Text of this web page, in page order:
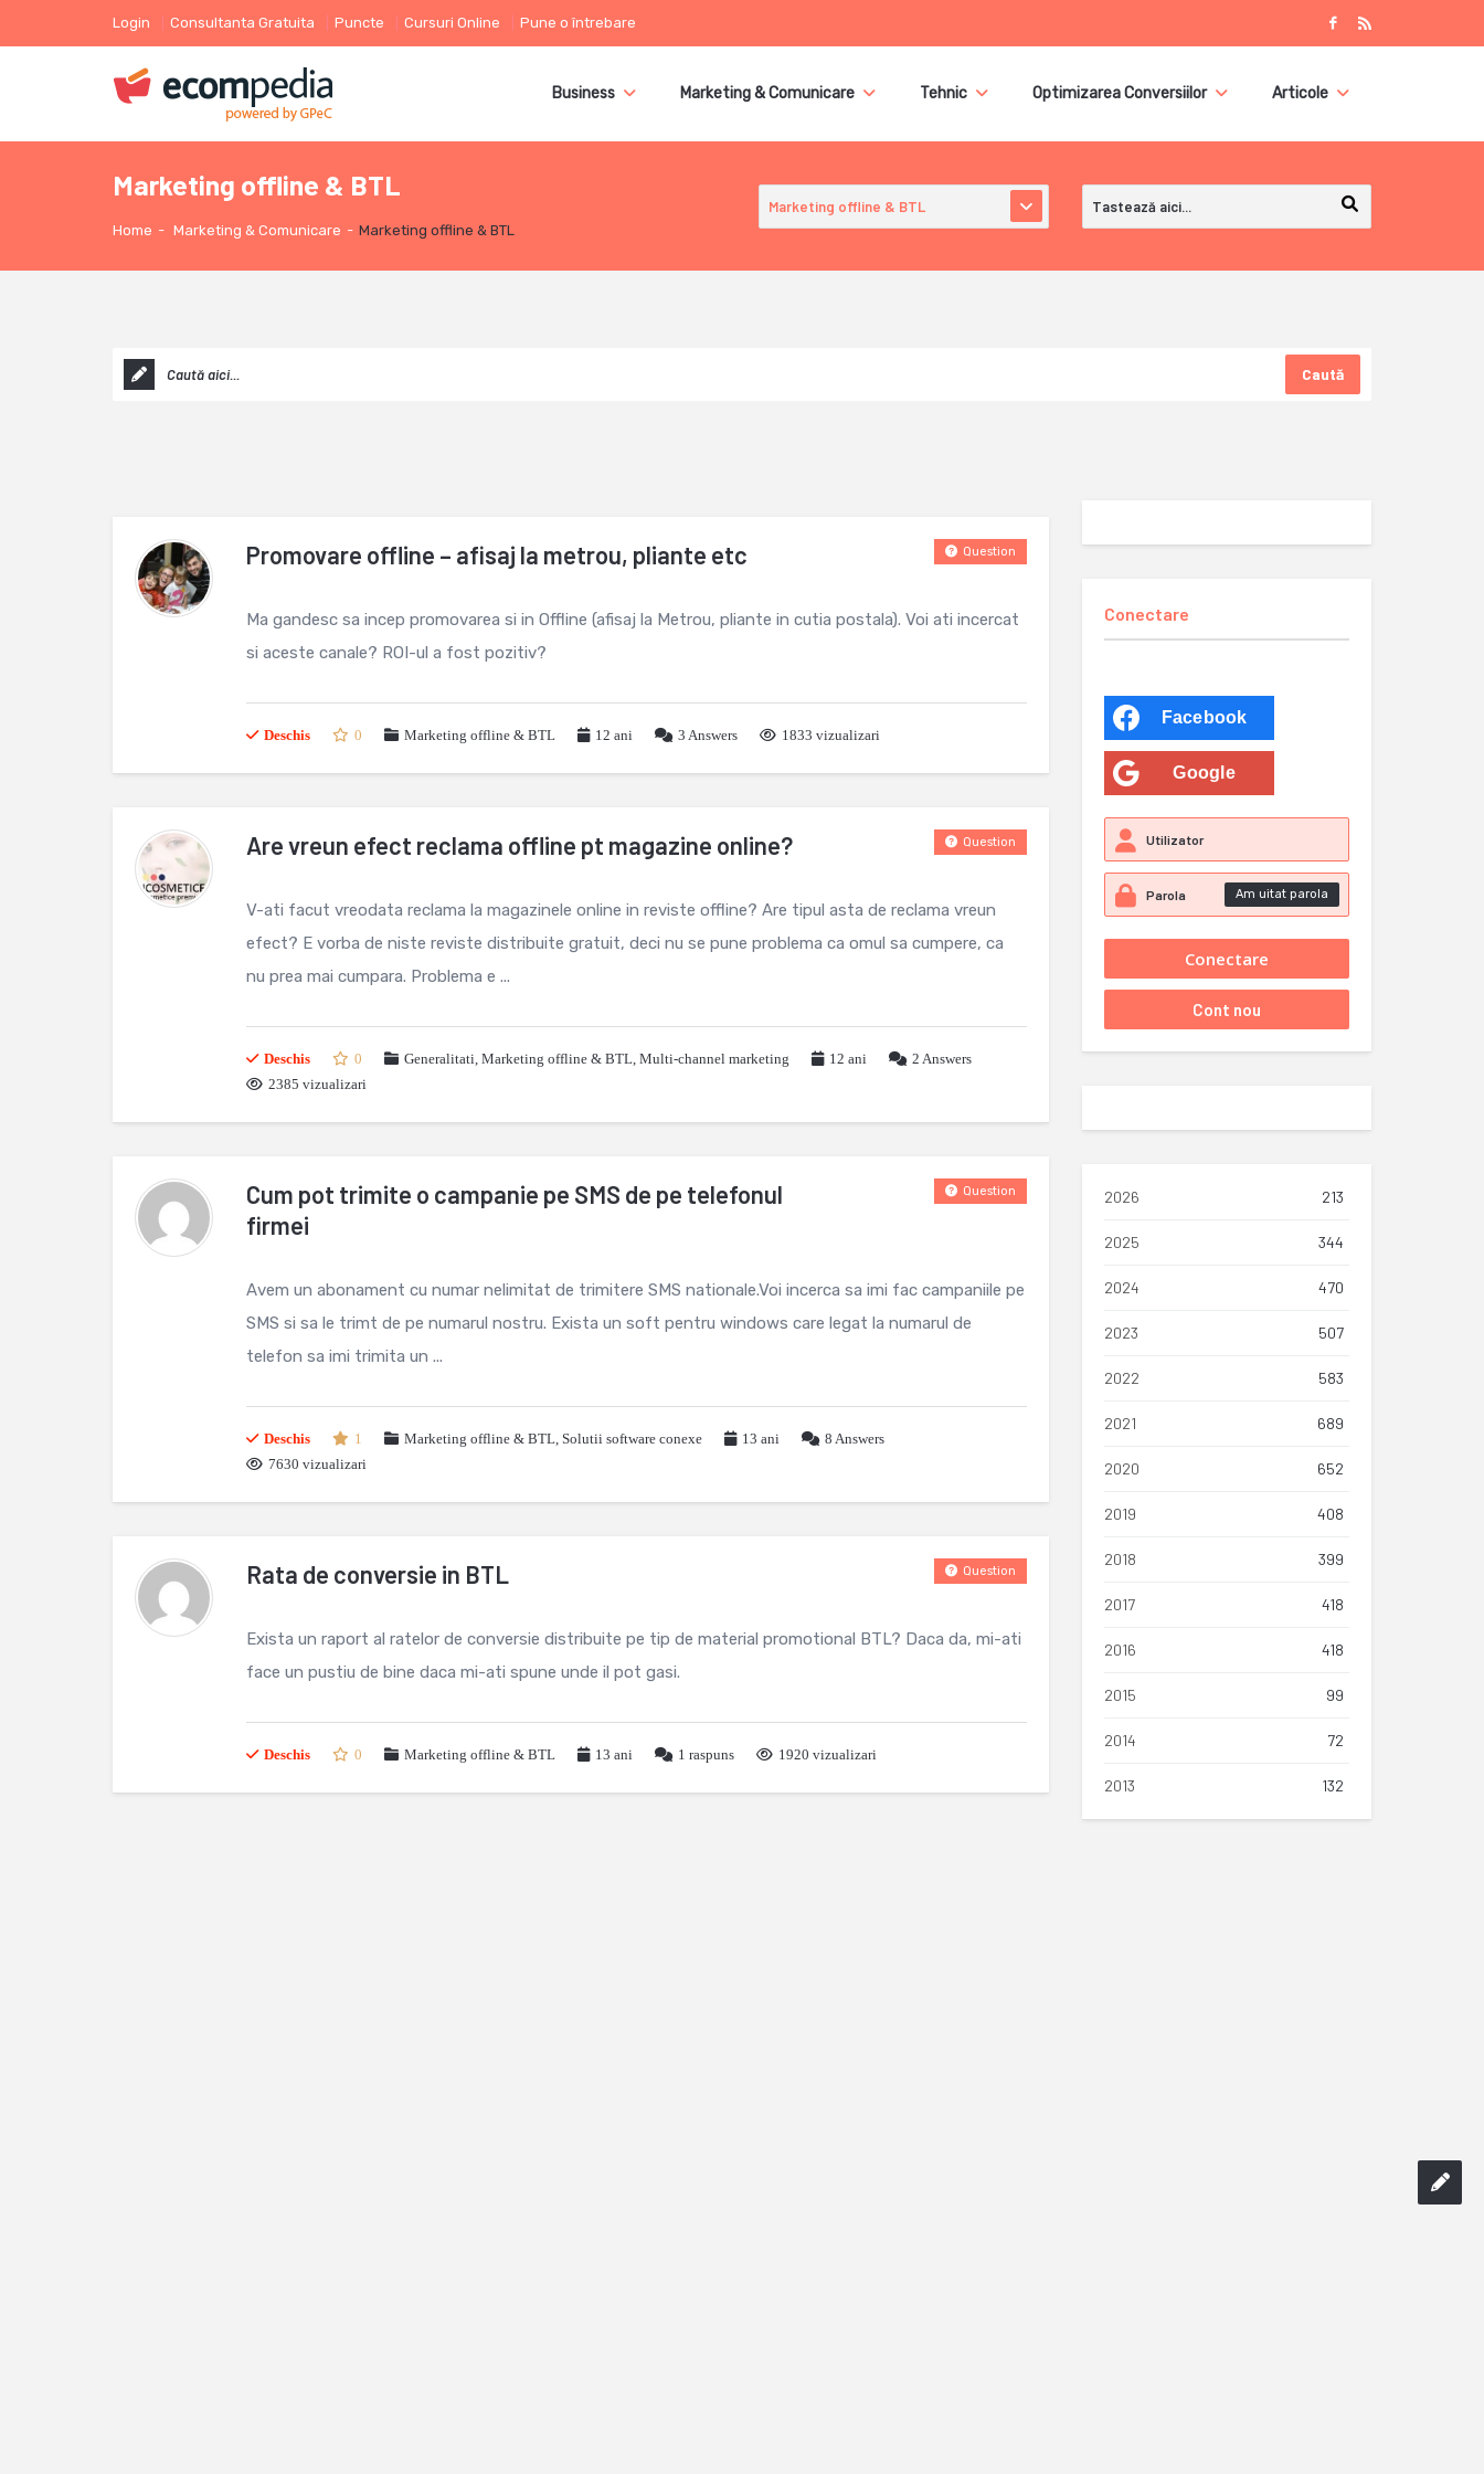
Login Consultanta Gratuita Puncte Cursuri Online Pune o întrebare
Business Marketing & Comunicare Tehnic Optimizarea Conversiilor Articole
Marketing offline & BTL
Home - Marketing & Comunicare - Marketing offline & BTL
Caută
Promovare offline – afisaj la metrou, pliante etc Question
Ma gandesc sa incep promovarea si in Offline (afisaj la Metrou, pliante in cutia postala). Voi ati incercat
si aceste canale? ROI-ul a fost pozitiv?
Deschis 0 Marketing offline & BTL 12 ani 3 Answers 1833 vizualizari
Are vreun efect reclama offline pt magazine online? Question
V-ati facut vreodata reclama la magazinele online in reviste offline? Are tipul asta de reclama vreun
efect? E vorba de niste reviste distribuite gratuit, deci nu se pune problema ca omul sa cumpere, ca
nu prea mai cumpara. Problema e ...
Deschis 0 Generalitati, Marketing offline & BTL, Multi-channel marketing 12 ani 2 Answers
2385 vizualizari
Cum pot trimite o campanie pe SMS de pe telefonul
firmei
Question
Avem un abonament cu numar nelimitat de trimitere SMS nationale.Voi incerca sa imi fac campaniile pe
SMS si sa le trimt de pe numarul nostru. Exista un soft pentru windows care legat la numarul de
telefon sa imi trimita un ...
Deschis 1 Marketing offline & BTL, Solutii software conexe 13 ani 8 Answers
7630 vizualizari
Rata de conversie in BTL Question
Exista un raport al ratelor de conversie distribuite pe tip de material promotional BTL? Daca da, mi-ati
face un pustiu de bine daca mi-ati spune unde il pot gasi.
Deschis 0 Marketing offline & BTL 13 ani 1 raspuns 1920 vizualizari
Conectare
Facebook
Google
Am uitat parola
2026 213
2025 344
2024 470
2023 507
2022 583
2021 689
2020 652
2019 408
2018 399
2017 418
2016 418
2015 99
2014 72
2013 132